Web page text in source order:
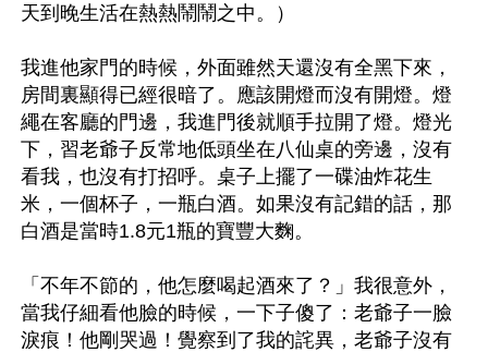
天到晚生活在熱熱鬧鬧之中。）
我進他家門的時候，外面雖然天還沒有全黑下來，
房間裏顯得已經很暗了。應該開燈而沒有開燈。燈
繩在客廳的門邊，我進門後就順手拉開了燈。燈光
下，習老爺子反常地低頭坐在八仙桌的旁邊，沒有
看我，也沒有打招呼。桌子上擺了一碟油炸花生
米，一個杯子，一瓶白酒。如果沒有記錯的話，那
白酒是當時1.8元1瓶的寶豐大麴。
「不年不節的，他怎麼喝起酒來了？」我很意外，
當我仔細看他臉的時候，一下子傻了：老爺子一臉
淚痕！他剛哭過！覺察到了我的詫異，老爺子沒有